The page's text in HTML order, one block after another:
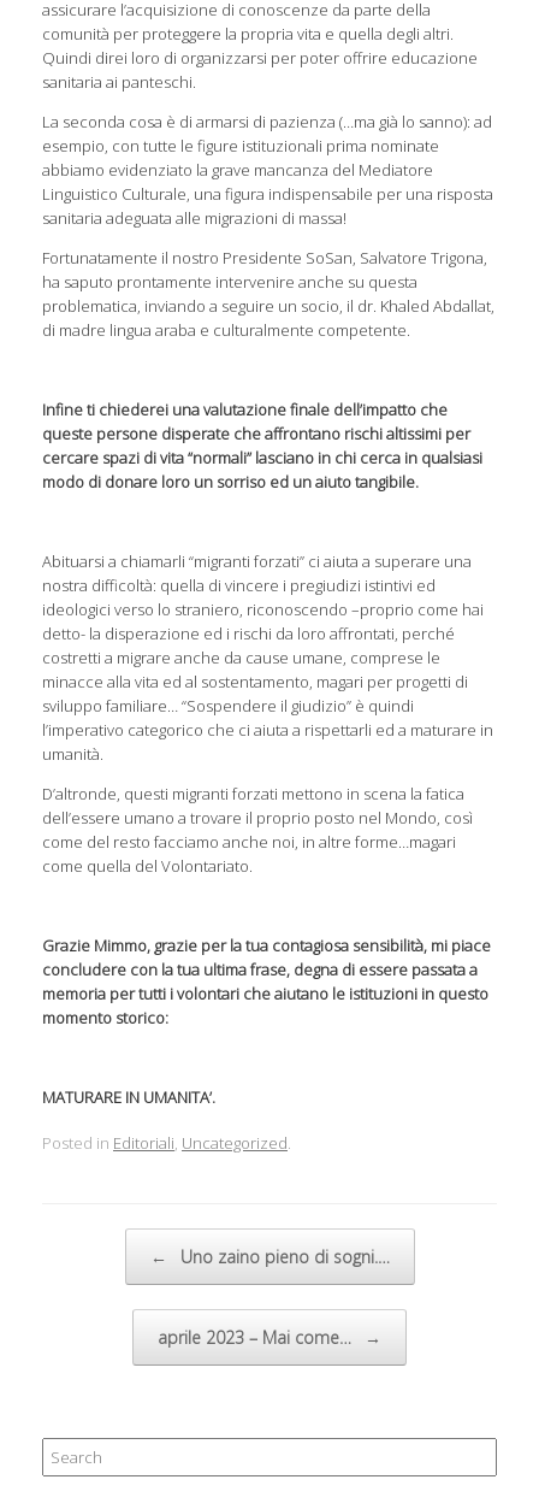
assicurare l’acquisizione di conoscenze da parte della
comunità per proteggere la propria vita e quella degli altri.
Quindi direi loro di organizzarsi per poter offrire educazione
sanitaria ai panteschi.
La seconda cosa è di armarsi di pazienza (…ma già lo sanno): ad
esempio, con tutte le figure istituzionali prima nominate
abbiamo evidenziato la grave mancanza del Mediatore
Linguistico Culturale, una figura indispensabile per una risposta
sanitaria adeguata alle migrazioni di massa!
Fortunatamente il nostro Presidente SoSan, Salvatore Trigona,
ha saputo prontamente intervenire anche su questa
problematica, inviando a seguire un socio, il dr. Khaled Abdallat,
di madre lingua araba e culturalmente competente.
Infine ti chiederei una valutazione finale dell’impatto che
queste persone disperate che affrontano rischi altissimi per
cercare spazi di vita “normali” lasciano in chi cerca in qualsiasi
modo di donare loro un sorriso ed un aiuto tangibile.
Abituarsi a chiamarli “migranti forzati” ci aiuta a superare una
nostra difficoltà: quella di vincere i pregiudizi istintivi ed
ideologici verso lo straniero, riconoscendo –proprio come hai
detto- la disperazione ed i rischi da loro affrontati, perché
costretti a migrare anche da cause umane, comprese le
minacce alla vita ed al sostentamento, magari per progetti di
sviluppo familiare… “Sospendere il giudizio” è quindi
l’imperativo categorico che ci aiuta a rispettarli ed a maturare in
umanità.
D’altronde, questi migranti forzati mettono in scena la fatica
dell’essere umano a trovare il proprio posto nel Mondo, così
come del resto facciamo anche noi, in altre forme…magari
come quella del Volontariato.
Grazie Mimmo, grazie per la tua contagiosa sensibilità, mi piace
concludere con la tua ultima frase, degna di essere passata a
memoria per tutti i volontari che aiutano le istituzioni in questo
momento storico:
MATURARE IN UMANITA’.
Posted in Editoriali, Uncategorized.
← Uno zaino pieno di sogni.…
aprile 2023 – Mai come… →
Search
for: